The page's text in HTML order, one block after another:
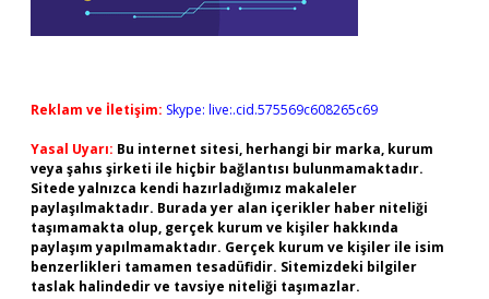
Reklam ve İletişim: Skype: live:.cid.575569c608265c69
Yasal Uyarı: Bu internet sitesi, herhangi bir marka, kurum
veya şahıs şirketi ile hiçbir bağlantısı bulunmamaktadır.
Sitede yalnızca kendi hazırladığımız makaleler
paylaşılmaktadır. Burada yer alan içerikler haber niteliği
taşımamakta olup, gerçek kurum ve kişiler hakkında
paylaşım yapılmamaktadır. Gerçek kurum ve kişiler ile isim
benzerlikleri tamamen tesadüfidir. Sitemizdeki bilgiler
taslak halindedir ve tavsiye niteliği taşımazlar.